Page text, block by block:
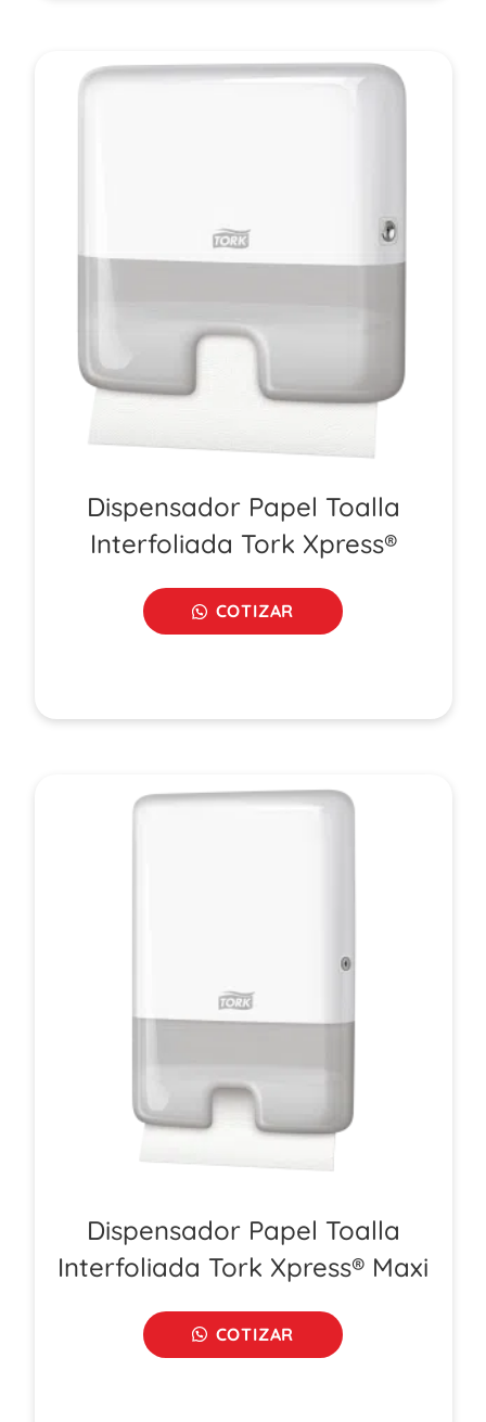
Dispensador Papel Toalla
Interfoliada Tork Xpress®
COTIZAR
Dispensador Papel Toalla
Interfoliada Tork Xpress® Maxi
COTIZAR